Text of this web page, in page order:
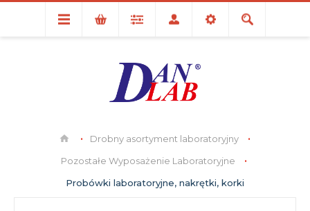
Drobny asortyment laboratoryjny
Pozostałe Wyposażenie Laboratoryjne
Probówki laboratoryjne, nakrętki, korki